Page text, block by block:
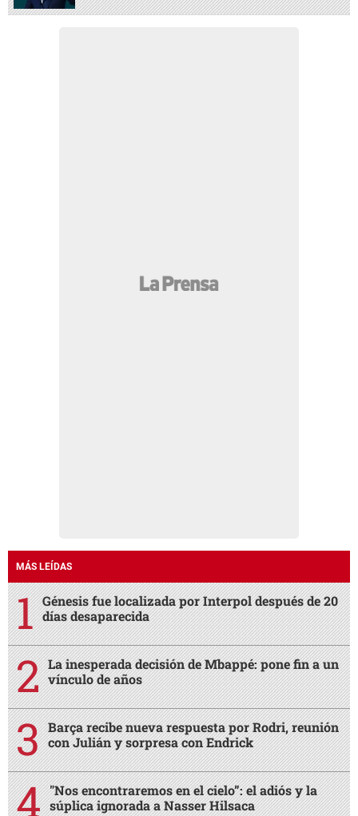
MÁS LEÍDAS
Génesis fue localizada por Interpol después de 20
días desaparecida
La inesperada decisión de Mbappé: pone fin a un
vínculo de años
Barça recibe nueva respuesta por Rodri, reunión
con Julián y sorpresa con Endrick
"Nos encontraremos en el cielo”: el adiós y la
súplica ignorada a Nasser Hilsaca